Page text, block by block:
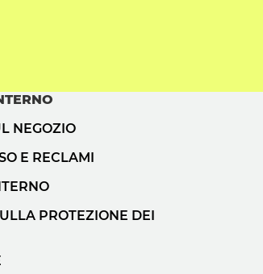
NEGOZIO
E RECLAMI
PROTEZIONE DEI